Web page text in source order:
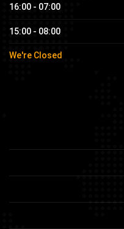
07:00 - 16:00
08:00 - 15:00
We're Closed